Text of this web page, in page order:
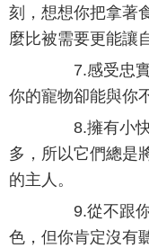
刻，想想你把拿
麼比被需要更能讓
7.感受忠實
你的寵物卻能與你
8.擁有小快
多，所以它們總是
的主人。
9.從不跟你
色，但你肯定沒有